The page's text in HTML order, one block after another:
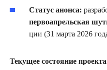
Статус анонса:
первоапрельская
ции (31 марта 2026
Текущее состояние